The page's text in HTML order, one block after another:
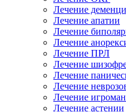
Лечение
Лечение апатии
Лечение
Лечение
Лечение ПРЛ
Лечение
Лечение
Лечение
Лечение
Лечение астении